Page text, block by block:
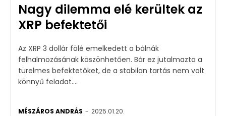
Nagy dilemma elé kerültek az
XRP befektetői
Az XRP 3 dollár fölé emelkedett a bálnák
felhalmozásának köszönhetően. Bár ez jutalmazta a
türelmes befektetőket, de a stabilan tartás nem volt
könnyű feladat....
MÉSZÁROS ANDRÁS - 2025.01.20.